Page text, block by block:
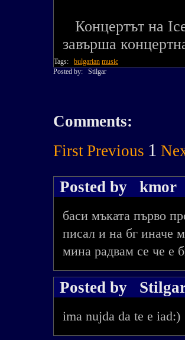
Концертът на
завърша
Tags: bulgarian music
Posted by: Stilgar
Comments:
First Previous 1
Posted by kmor
баси мъката първо
писал и на бг иначе
мина радвам се че е
Posted by
ima nujda da te e iad:)